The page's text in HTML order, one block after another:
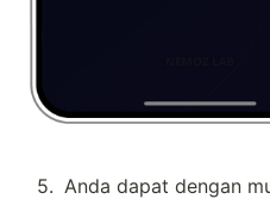
5. Anda dapat dengan